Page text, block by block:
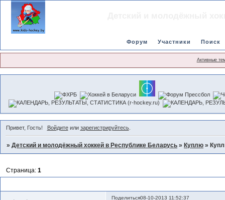
Форум Участники Поиск
Активные
Привет, Гость! Войдитеили зарегистрируйтесь.
»Детский и молодёжный хоккей в Республике Беларусь »Куплю »
Страница:1
Поделиться08-10-2013 11:52:37